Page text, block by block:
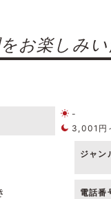
お楽しみ
-
3,001円
ジャン
電話番